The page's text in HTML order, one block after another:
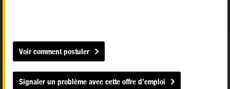
Voir comment postuler
Signaler un problème avec cette offre d’emploi